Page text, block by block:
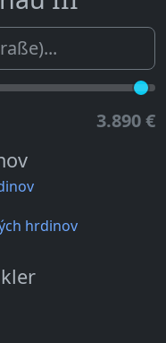
3.890 €
hrdinov